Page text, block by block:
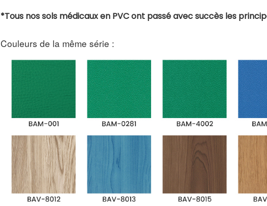
*Tous nos sols médicaux en PVC ont passé avec succès les
Couleurs de la même série :